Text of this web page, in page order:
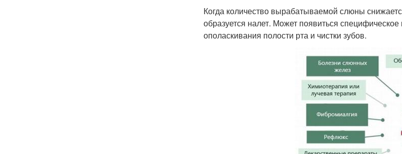
Когда количество вырабатываемой слюны
образуется налет. Может появиться
ополаскивания полости рта и чистки зубов.